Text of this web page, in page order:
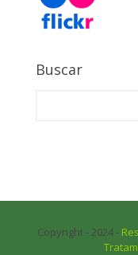
Buscar
Copyright - 2024 -